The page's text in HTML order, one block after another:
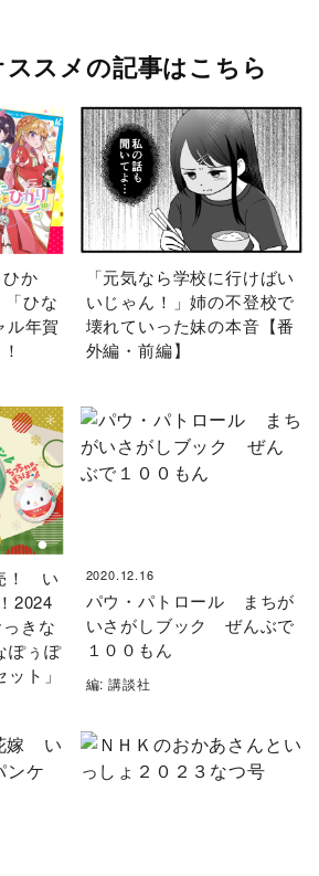
スメの記事はこちら
か
ひな
ル年賀
「元気なら学校に行けばい
いじゃん！」姉の不登校で
壊れていった妹の本音【番
外編・前編】
！ い
2024
きな
ぽぅぽ
ト」
2020.12.16
パウ・パトロール まちが
いさがしブック ぜんぶで
１００もん
編: 講談社